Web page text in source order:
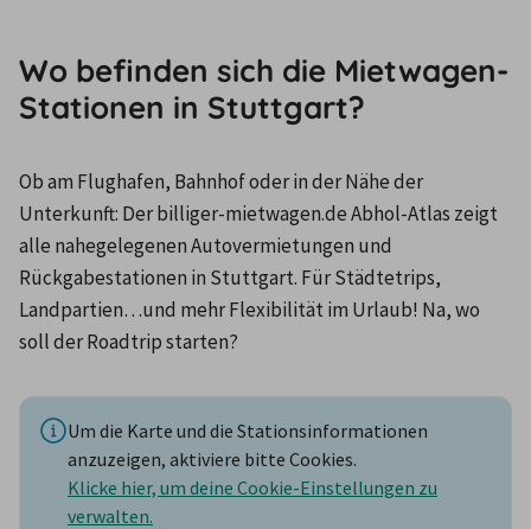
Wo befinden sich die Mietwagen-
Stationen in Stuttgart?
Ob am Flughafen, Bahnhof oder in der Nähe der
Unterkunft: Der billiger-mietwagen.de Abhol-Atlas zeigt
alle nahegelegenen Autovermietungen und
Rückgabestationen in Stuttgart. Für Städtetrips,
Landpartien…und mehr Flexibilität im Urlaub! Na, wo
soll der Roadtrip starten?
Um die Karte und die Stationsinformationen
anzuzeigen, aktiviere bitte Cookies.
Klicke hier, um deine Cookie-Einstellungen zu
verwalten.